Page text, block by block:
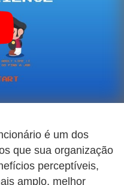
é um dos
que sua organização
perceptíveis,
amplo, melhor